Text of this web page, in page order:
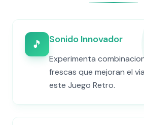
🎵 Sonido Innovador
Experimenta
frescas que mejoran el
este Juego Retro.